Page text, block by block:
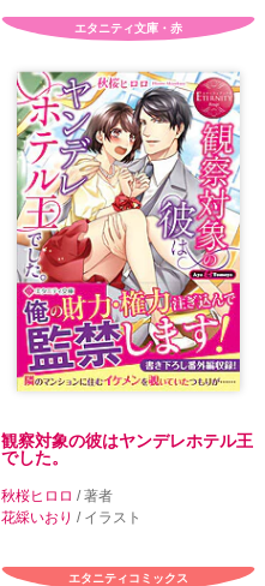
エタニティ文庫・赤
観察対象の彼はヤンデレホテル王
でした。
秋桜ヒロロ / 著者
花綵いおり / イラスト
エタニティコミックス